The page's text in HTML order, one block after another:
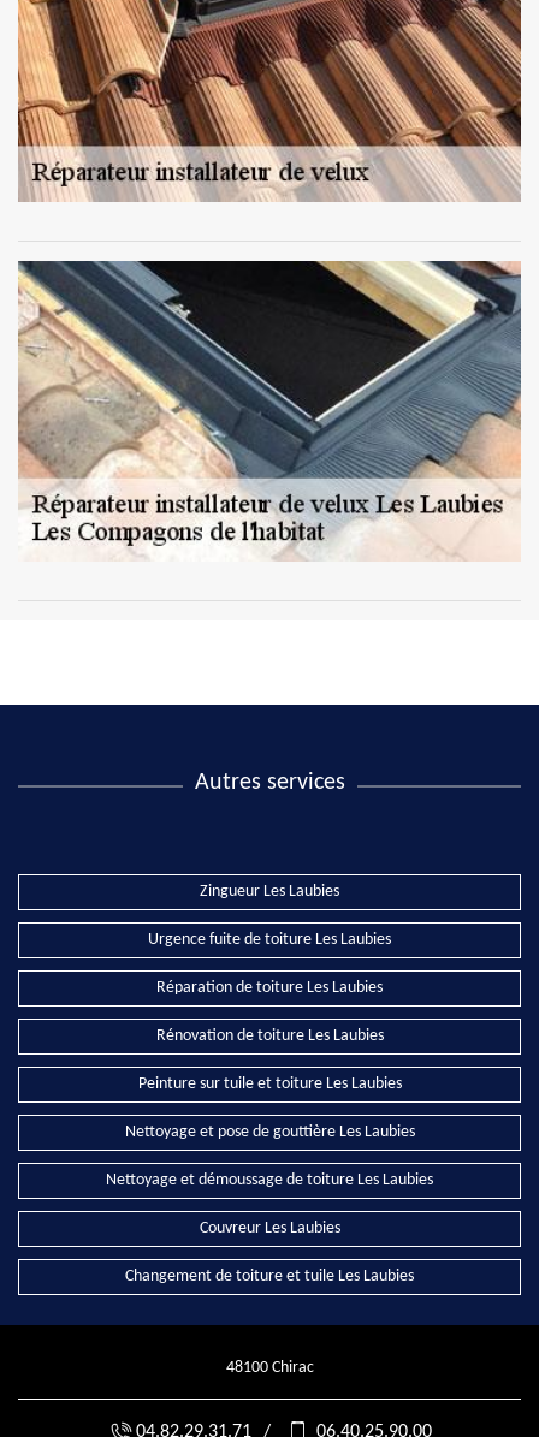
Autres services
Zingueur Les Laubies
Urgence fuite de toiture Les Laubies
Réparation de toiture Les Laubies
Rénovation de toiture Les Laubies
Peinture sur tuile et toiture Les Laubies
Nettoyage et pose de gouttière Les Laubies
Nettoyage et démoussage de toiture Les Laubies
Couvreur Les Laubies
Changement de toiture et tuile Les Laubies
48100 Chirac
04.82.29.31.71 / 06.40.25.90.00